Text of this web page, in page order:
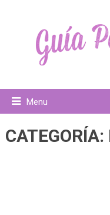
Menu
CATEGORÍA: